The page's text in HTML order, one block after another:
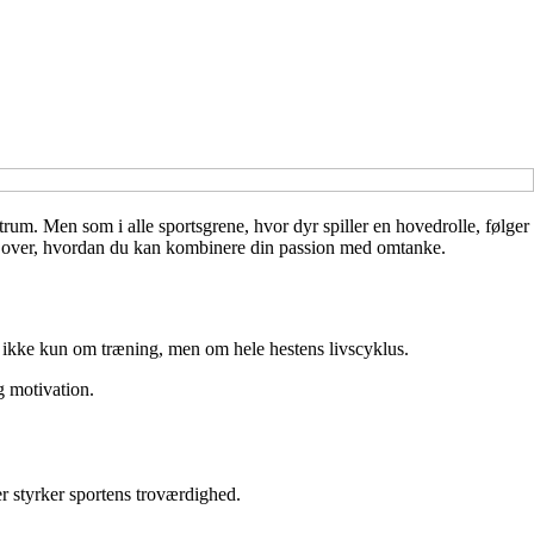
Men som i alle sportsgrene, hvor dyr spiller en hovedrolle, følger
hvordan du kan kombinere din passion med omtanke.
kun om træning, men om hele hestens livscyklus.
motivation.
styrker sportens troværdighed.